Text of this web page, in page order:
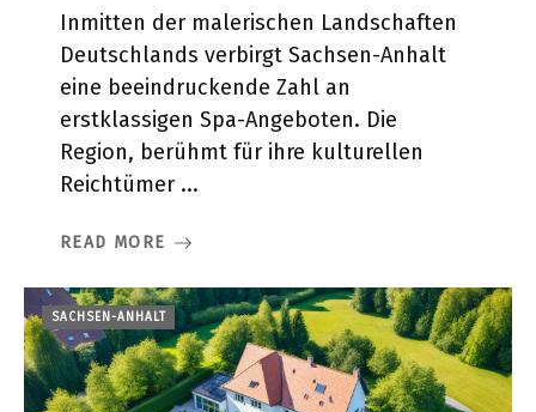
Inmitten der malerischen Landschaften
Deutschlands verbirgt Sachsen-Anhalt
eine beeindruckende Zahl an
erstklassigen Spa-Angeboten. Die
Region, berühmt für ihre kulturellen
Reichtümer ...
READ MORE
SACHSEN-ANHALT